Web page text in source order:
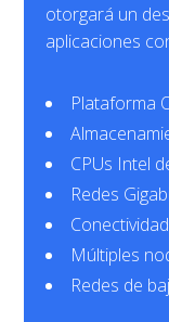
otorgará un
aplicaciones
Plataforma
CPUs Intel
Redes
Múltiples
Redes de